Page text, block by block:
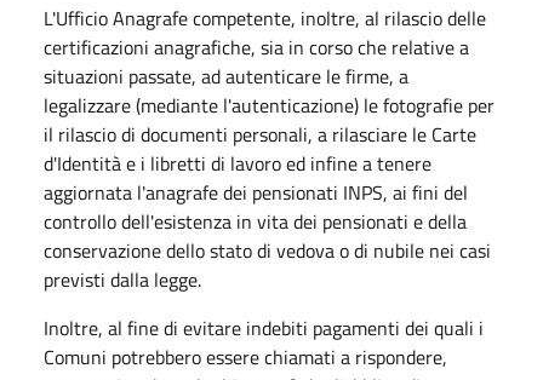
L'Ufficio Anagrafe competente, inoltre, al rilascio delle
certificazioni anagrafiche, sia in corso che relative a
situazioni passate, ad autenticare le firme, a
legalizzare (mediante l'autenticazione) le fotografie per
il rilascio di documenti personali, a rilasciare le Carte
d'Identità e i libretti di lavoro ed infine a tenere
aggiornata l'anagrafe dei pensionati INPS, ai fini del
controllo dell'esistenza in vita dei pensionati e della
conservazione dello stato di vedova o di nubile nei casi
previsti dalla legge.
Inoltre, al fine di evitare indebiti pagamenti dei quali i
Comuni potrebbero essere chiamati a rispondere,